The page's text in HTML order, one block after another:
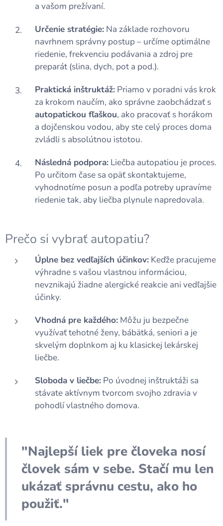
a vašom prežívaní.
Určenie stratégie: Na základe rozhovoru
navrhnem správny postup – určíme optimálne
riedenie, frekvenciu podávania a zdroj pre
preparát (slina, dych, pot a pod.).
Praktická inštruktáž: Priamo v poradni vás krok
za krokom naučím, ako správne zaobchádzať s
autopatickou fľaškou, ako pracovať s horákom
a dojčenskou vodou, aby ste celý proces doma
zvládli s absolútnou istotou.
Následná podpora: Liečba autopatiou je proces.
Po určitom čase sa opäť skontaktujeme,
vyhodnotíme posun a podľa potreby upravíme
riedenie tak, aby liečba plynule napredovala.
Prečo si vybrať autopatiu?
Úplne bez vedľajších účinkov: Keďže pracujeme
výhradne s vašou vlastnou informáciou,
nevznikajú žiadne alergické reakcie ani vedľajšie
účinky.
Vhodná pre každého: Môžu ju bezpečne
využívať tehotné ženy, bábätká, seniori a je
skvelým doplnkom aj ku klasickej lekárskej
liečbe.
Sloboda v liečbe: Po úvodnej inštruktáži sa
stávate aktívnym tvorcom svojho zdravia v
pohodlí vlastného domova.
"Najlepší liek pre človeka nosí
človek sám v sebe. Stačí mu len
ukázať správnu cestu, ako ho
použiť."